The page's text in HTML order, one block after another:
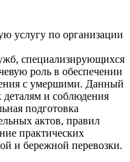
услугу по организации
специализирующихся
роль в обеспечении
с умершими. Данный
деталям и соблюдения
подготовка
актов, правил
практических
и бережной перевозки.